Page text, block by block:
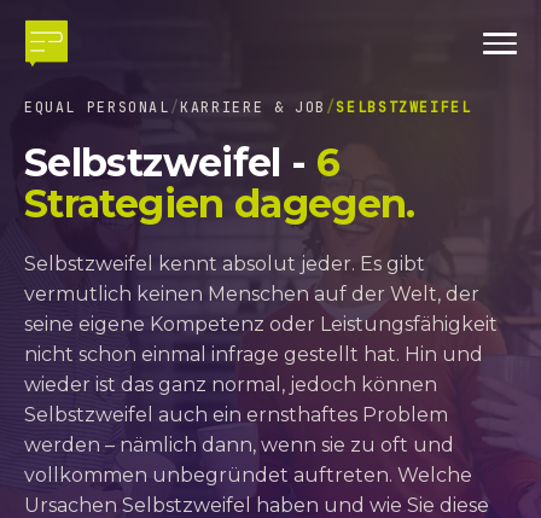
EQUAL PERSONAL KARRIERE & JOB SELBSTZWEIFEL
Selbstzweifel - 6
Strategien dagegen.
Selbstzweifel kennt absolut jeder. Es gibt
vermutlich keinen Menschen auf der Welt, der
seine eigene Kompetenz oder Leistungsfähigkeit
nicht schon einmal infrage gestellt hat. Hin und
wieder ist das ganz normal, jedoch können
Selbstzweifel auch ein ernsthaftes Problem
werden – nämlich dann, wenn sie zu oft und
vollkommen unbegründet auftreten. Welche
Ursachen Selbstzweifel haben und wie Sie diese